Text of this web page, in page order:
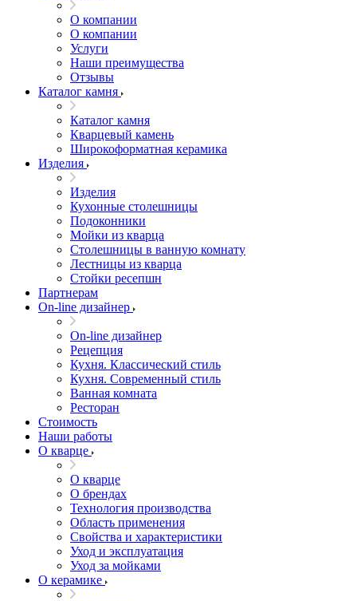
О компании
О компании
Услуги
Наши преимущества
Отзывы
Каталог камня
Каталог камня
Кварцевый камень
Широкоформатная керамика
Изделия
Изделия
Кухонные столешницы
Подоконники
Мойки из кварца
Столешницы в ванную комнату
Лестницы из кварца
Стойки ресепшн
Партнерам
On-line дизайнер
On-line дизайнер
Рецепция
Кухня. Классический стиль
Кухня. Современный стиль
Ванная комната
Ресторан
Стоимость
Наши работы
О кварце
О кварце
О брендах
Технология производства
Область применения
Свойства и характеристики
Уход и эксплуатация
Уход за мойками
О керамике